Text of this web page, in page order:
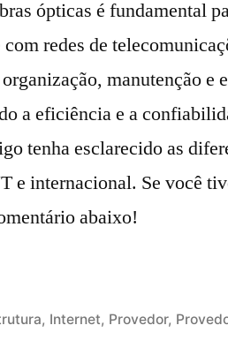
ópticas é fundamental
redes de
manutenção e
a eficiência e a
tenha esclarecido as
e internacional. Se você
abaixo!
, Internet, Provedor,